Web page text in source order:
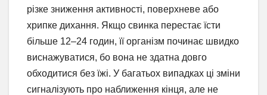
різке зниження активності, поверхневе або
хрипке дихання. Якщо свинка перестає їсти
більше 12–24 годин, її організм починає швидко
виснажуватися, бо вона не здатна довго
обходитися без їжі. У багатьох випадках ці зміни
сигналізують про наближення кінця, але не